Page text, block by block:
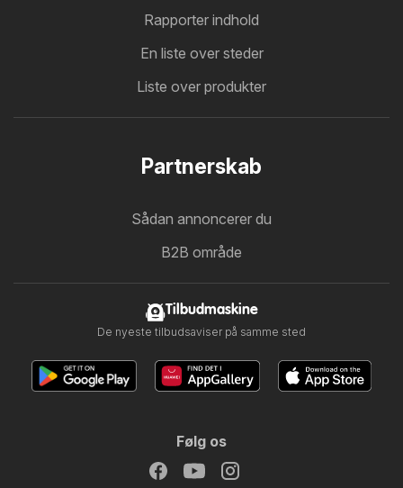
Rapporter indhold
En liste over steder
Liste over produkter
Partnerskab
Sådan annoncerer du
B2B område
Tilbudmaskine
De nyeste tilbudsaviser på samme sted
Følg os